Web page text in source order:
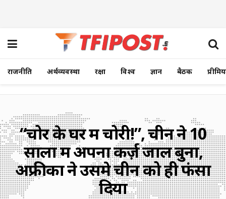
राजनीति अर्थव्यवस्था रक्षा विश्व ज्ञान बैठक
“चोर के घर में चोरी!”, चीन ने 10
सालों में अपना कर्ज़ जाल बुना,
अफ्रीका ने उसमे चीन को ही फंसा
दिया